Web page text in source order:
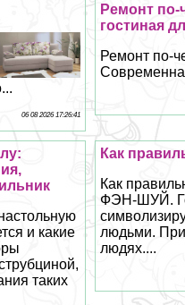
Ремонт
гостиная
Ремонт по-
06 08 2026 17:26:41
Как
Как
ФЭН-ШУЙ.
людьми.
людях....
и какие
таких